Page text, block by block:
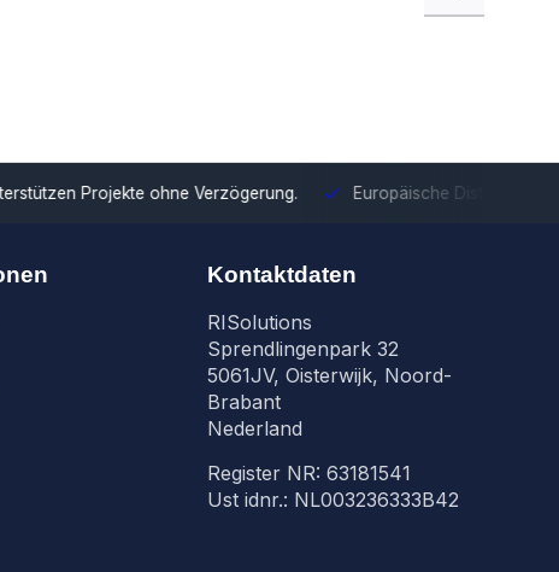
Projekte ohne Verzögerung. Europäische Distribution
Kontaktdaten
RISolutions
Sprendlingenpark 32
5061JV, Oisterwijk, Noord-
Brabant
Nederland
Register NR: 63181541
Ust idnr.: NL003236333B42